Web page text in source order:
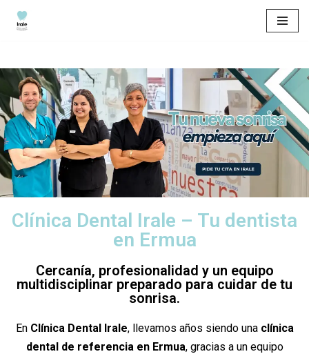
contenido
Clínica Dental Irale – Tu dentista
en Ermua
Cercanía, profesionalidad y un equipo
multidisciplinar preparado para cuidar de tu
sonrisa.
En Clínica Dental Irale, llevamos años siendo una clínica
dental de referencia en Ermua, gracias a un equipo